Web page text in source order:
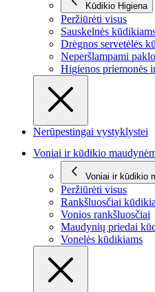
Kūdikio Higiena
Peržiūrėti visus
Sauskelnės
Drėgnos servetėlės
Neperšlampami
Higienos priemonės
Nerūpestingai vystyklystei
Voniai ir kūdikio
Voniai ir kūdikio
Peržiūrėti visus
Rankšluosčiai
Vonios rankšluosčiai
Maudynių priedai
Vonelės kūdikiams